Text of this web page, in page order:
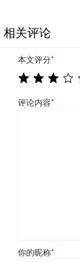
相关评论
本文评分*
评论内容*
你的昵称*